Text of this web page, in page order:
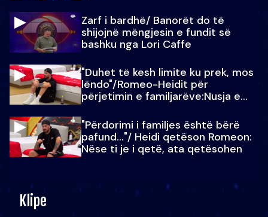
Zarf i bardhë/ Banorët do të
shijojnë mëngjesin e fundit së
bashku nga Lori Caffe
"Duhet të kesh limite ku prek, mos
lëndo"/Romeo-Heidit për
përjetimin e familjarëve:Nusja e
"Përdorimi i familjes është bërë
pafund…"/ Heidi qetëson Romeon:
Nëse ti je i qetë, ata qetësohen
Klipe